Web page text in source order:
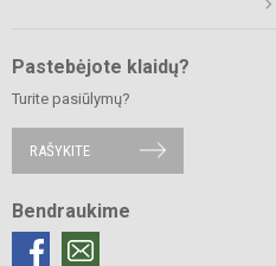
Pastebėjote klaidų?
Turite pasiūlymų?
RAŠYKITE
Bendraukime